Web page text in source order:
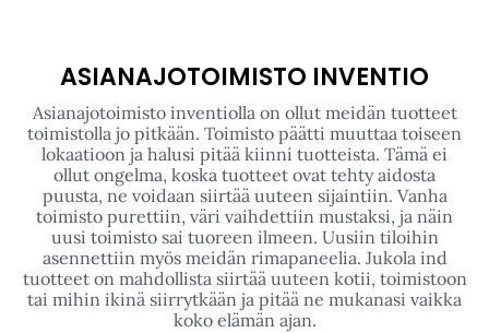
ASIANAJOTOIMISTO INVENTIO
Asianajotoimisto inventiolla on ollut meidän tuotteet
toimistolla jo pitkään. Toimisto päätti muuttaa toiseen
lokaatioon ja halusi pitää kiinni tuotteista. Tämä ei
ollut ongelma, koska tuotteet ovat tehty aidosta
puusta, ne voidaan siirtää uuteen sijaintiin. Vanha
toimisto purettiin, väri vaihdettiin mustaksi, ja näin
uusi toimisto sai tuoreen ilmeen. Uusiin tiloihin
asennettiin myös meidän rimapaneelia. Jukola ind
tuotteet on mahdollista siirtää uuteen kotii, toimistoon
tai mihin ikinä siirrytkään ja pitää ne mukanasi vaikka
koko elämän ajan.